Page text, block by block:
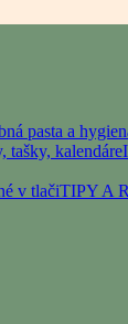
pasta a
tašky, kalendáre
v tlačiTIPY A